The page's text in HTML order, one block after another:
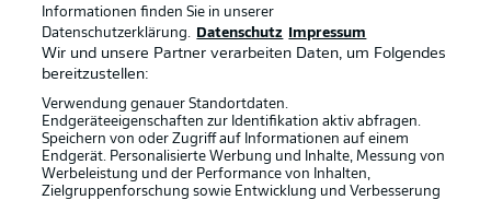
AGB
Informationen finden Sie in unserer
Datenschutzerklärung.
Datenschutz Impressum
Wir und unsere Partner verarbeiten Daten, um Folgendes
bereitzustellen:
Verwendung genauer Standortdaten.
Endgeräteeigenschaften zur Identifikation aktiv abfragen.
Speichern von oder Zugriff auf Informationen auf einem
Endgerät. Personalisierte Werbung und Inhalte, Messung von
Werbeleistung und der Performance von Inhalten,
Zielgruppenforschung sowie Entwicklung und Verbesserung